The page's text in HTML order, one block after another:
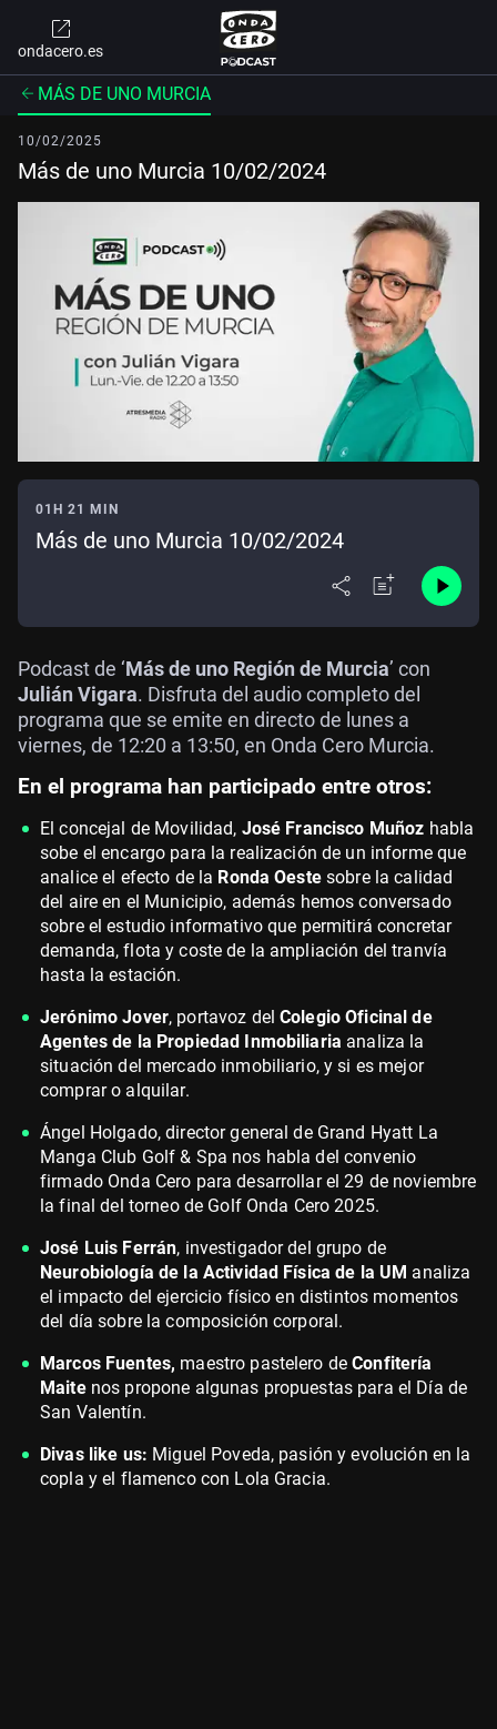
ondacero.es
MÁS DE UNO MURCIA
10/02/2025
Más de uno Murcia 10/02/2024
01H 21 MIN
Más de uno Murcia 10/02/2024
Podcast de ‘Más de uno Región de Murcia’ con
Julián Vigara. Disfruta del audio completo del
programa que se emite en directo de lunes a
viernes, de 12:20 a 13:50, en Onda Cero Murcia.
En el programa han participado entre otros:
El concejal de Movilidad, José Francisco Muñoz habla
sobe el encargo para la realización de un informe que
analice el efecto de la Ronda Oestesobre la calidad
del aire en el Municipio, además hemos conversado
sobre el estudio informativo que permitirá concretar
demanda, flota y coste de la ampliación del tranvía
hasta la estación.
Jerónimo Jover, portavoz delColegio Oficinal de
Agentes de la Propiedad Inmobiliaria analiza la
situación del mercado inmobiliario, y si es mejor
comprar o alquilar.
Ángel Holgado, director general de Grand Hyatt La
Manga Club Golf & Spa nos habla del convenio
firmado Onda Cero para desarrollar el 29 de noviembre
la final del torneo de Golf Onda Cero 2025.
José Luis Ferrán, investigador del grupo de
Neurobiología de la Actividad Física de la UM analiza
el impacto del ejercicio físico en distintos momentos
del día sobre la composición corporal.
Marcos Fuentes, maestro pastelero deConfitería
Maite nos propone algunas propuestas para el Día de
San Valentín.
Divas like us: Miguel Poveda, pasión y evolución en la
copla y el flamenco con Lola Gracia.